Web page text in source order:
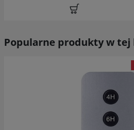
Popularne produkty w tej